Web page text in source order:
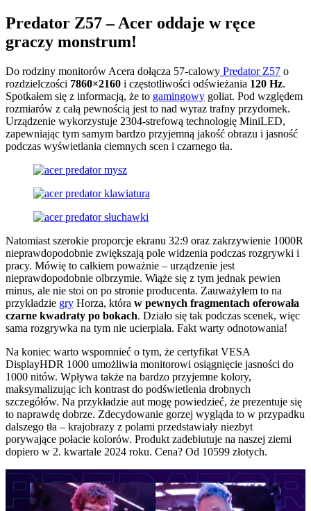
Predator Z57 – Acer oddaje w ręce
graczy monstrum!
Do rodziny monitorów Acera dołącza 57-calowy Predator Z57 o
rozdzielczości 7860×2160 i częstotliwości odświeżania 120 Hz.
Spotkałem się z informacją, że to gamingowy goliat. Pod względem
rozmiarów z całą pewnością jest to nad wyraz trafny przydomek.
Urządzenie wykorzystuje 2304-strefową technologię MiniLED,
zapewniając tym samym bardzo przyjemną jakość obrazu i jasność
podczas wyświetlania ciemnych scen i czarnego tła.
Natomiast szerokie proporcje ekranu 32:9 oraz zakrzywienie 1000R
nieprawdopodobnie zwiększają pole widzenia podczas rozgrywki i
pracy. Mówię to całkiem poważnie – urządzenie jest
nieprawdopodobnie olbrzymie. Wiąże się z tym jednak pewien
minus, ale nie stoi on po stronie producenta. Zauważyłem to na
przykładzie gry Horza, która w pewnych fragmentach oferowała
czarne kwadraty po bokach. Działo się tak podczas scenek, więc
sama rozgrywka na tym nie ucierpiała. Fakt warty odnotowania!
Na koniec warto wspomnieć o tym, że certyfikat VESA
DisplayHDR 1000 umożliwia monitorowi osiągnięcie jasności do
1000 nitów. Wpływa także na bardzo przyjemne kolory,
maksymalizując ich kontrast do podświetlenia drobnych
szczegółów. Na przykładzie aut mogę powiedzieć, że prezentuje się
to naprawdę dobrze. Zdecydowanie gorzej wygląda to w przypadku
dalszego tła – krajobrazy z polami przedstawiały niezbyt
porywające połacie kolorów. Produkt zadebiutuje na naszej ziemi
dopiero w 2. kwartale 2024 roku. Cena? Od 10599 złotych.